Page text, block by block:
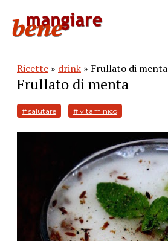
Ricette » drink » Frullato di menta
Frullato di menta
# salutare # vitaminico